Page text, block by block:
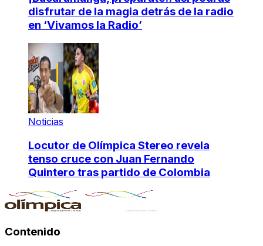
disfrutar de la magia detrás de la radio
en ‘Vivamos la Radio’
Noticias
Locutor de Olímpica Stereo revela
tenso cruce con Juan Fernando
Quintero tras partido de Colombia
Contenido